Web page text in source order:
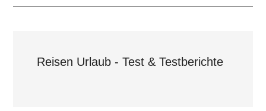
Reisen Urlaub - Test & Testberichte